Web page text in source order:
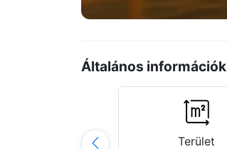
Általános információk
Terület